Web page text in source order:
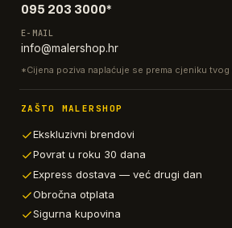
095 203 3000*
E-MAIL
info@malershop.hr
*Cijena poziva naplaćuje se prema cjeniku tvog
ZAŠTO MALERSHOP
Ekskluzivni brendovi
Povrat u roku 30 dana
Express dostava — već drugi dan
Obročna otplata
Sigurna kupovina